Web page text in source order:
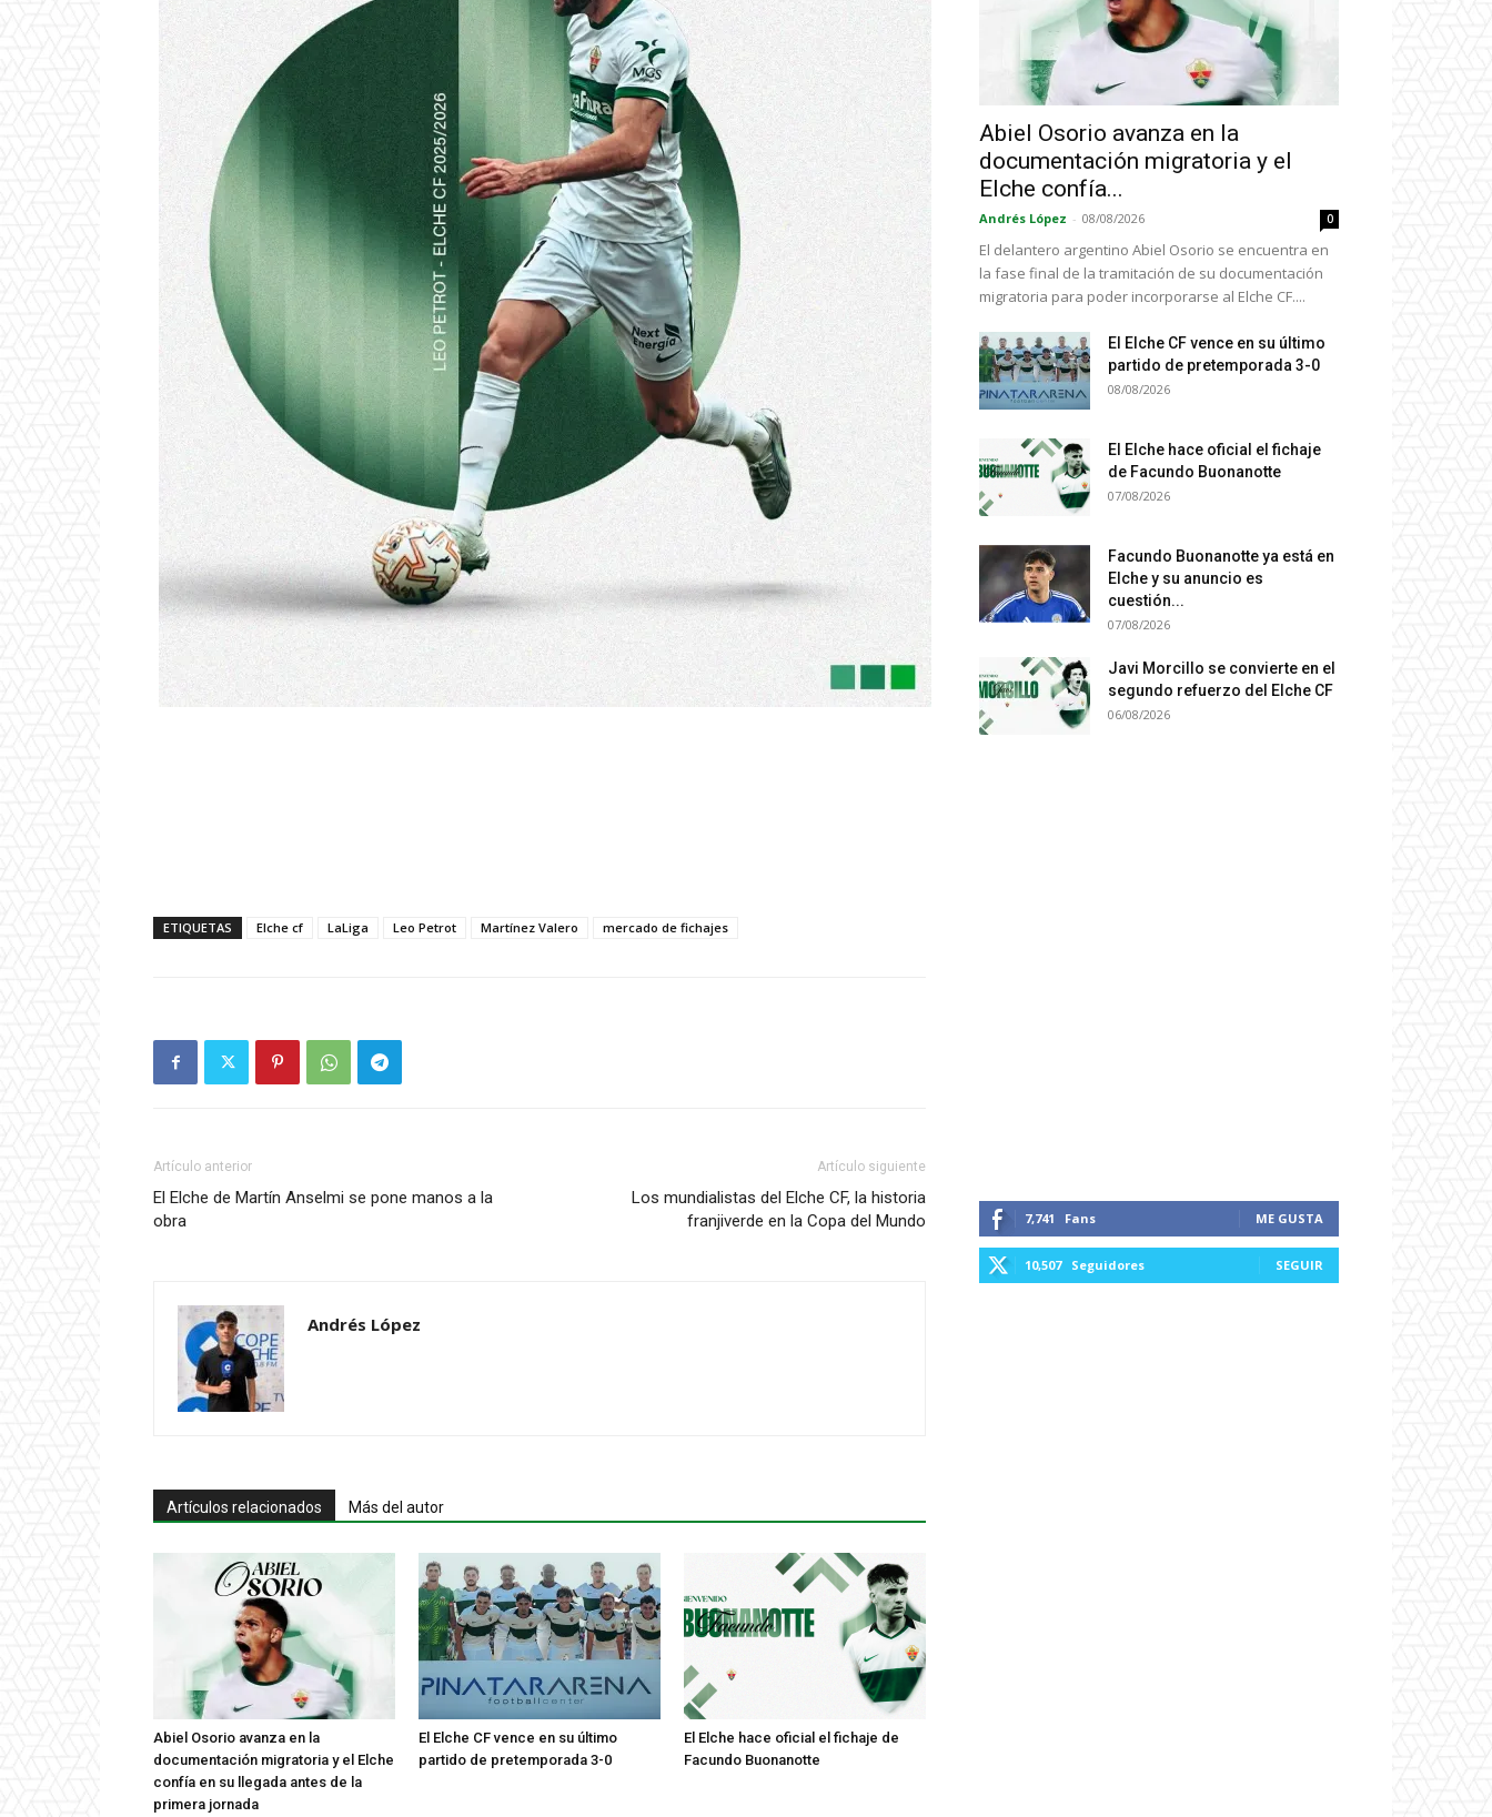
ETIQUETAS Elche cf LaLiga Leo Petrot Martínez Valero mercado de fichajes
Artículo anterior
El Elche de Martín Anselmi se pone manos a la
obra
Artículo siguiente
Los mundialistas del Elche CF, la historia
franjiverde en la Copa del Mundo
Andrés López
Artículos relacionados Más del autor
Abiel Osorio avanza en la
documentación migratoria y el Elche
confía en su llegada antes de la
primera jornada
El Elche CF vence en su último
partido de pretemporada 3-0
El Elche hace oficial el fichaje de
Facundo Buonanotte
Abiel Osorio avanza en la
documentación migratoria y el
Elche confía...
Andrés López - 08/08/2026 0
El delantero argentino Abiel Osorio se encuentra en
la fase final de la tramitación de su documentación
migratoria para poder incorporarse al Elche CF....
El Elche CF vence en su último
partido de pretemporada 3-0
08/08/2026
El Elche hace oficial el fichaje
de Facundo Buonanotte
07/08/2026
Facundo Buonanotte ya está en
Elche y su anuncio es
cuestión...
07/08/2026
Javi Morcillo se convierte en el
segundo refuerzo del Elche CF
06/08/2026
7,741 Fans ME GUSTA
10,507 Seguidores SEGUIR